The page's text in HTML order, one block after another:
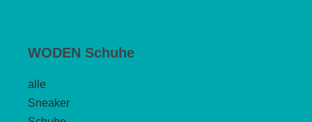
WODEN Schuhe
alle
Sneaker